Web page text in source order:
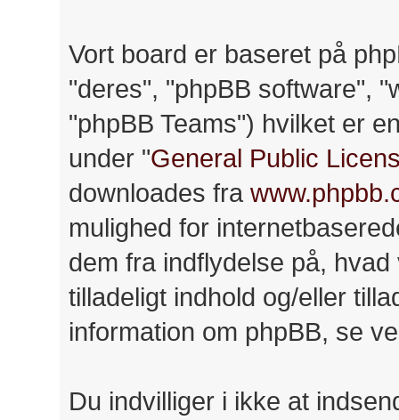
Vort board er baseret på
"deres", "phpBB software",
"phpBB Teams") hvilket er
under "General Public
downloades fra
mulighed for
dem fra indflydelse på,
tilladeligt indhold og/eller
information om phpBB, se
Du indvilliger i ikke at